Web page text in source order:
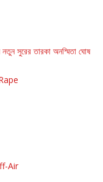
নতুন সুরের তারকা অনস্মিতা ঘোষ
Air